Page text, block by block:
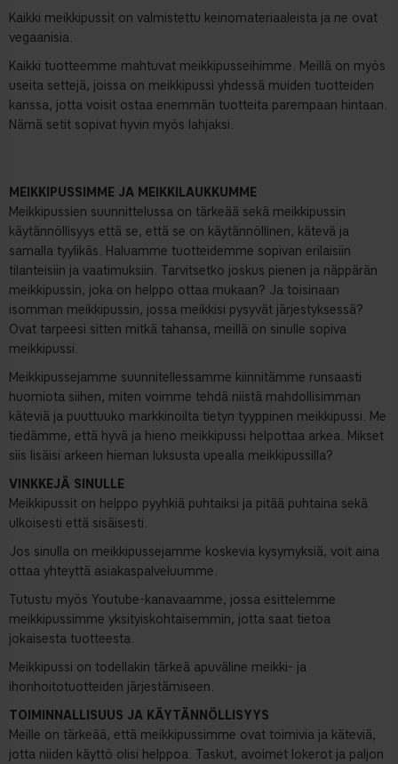
Kaikki meikkipussit on valmistettu keinomateriaaleista ja ne ovat
vegaanisia.
Kaikki tuotteemme mahtuvat meikkipusseihimme. Meillä on myös
useita settejä, joissa on meikkipussi yhdessä muiden tuotteiden
kanssa, jotta voisit ostaa enemmän tuotteita parempaan hintaan.
Nämä setit sopivat hyvin myös lahjaksi.
MEIKKIPUSSIMME JA MEIKKILAUKKUMME
Meikkipussien suunnittelussa on tärkeää sekä meikkipussin
käytännöllisyys että se, että se on käytännöllinen, kätevä ja
samalla tyylikäs. Haluamme tuotteidemme sopivan erilaisiin
tilanteisiin ja vaatimuksiin. Tarvitsetko joskus pienen ja näppärän
meikkipussin, joka on helppo ottaa mukaan? Ja toisinaan
isomman meikkipussin, jossa meikkisi pysyvät järjestyksessä?
Ovat tarpeesi sitten mitkä tahansa, meillä on sinulle sopiva
meikkipussi.
Meikkipussejamme suunnitellessamme kiinnitämme runsaasti
huomiota siihen, miten voimme tehdä niistä mahdollisimman
käteviä ja puuttuuko markkinoilta tietyn tyyppinen meikkipussi. Me
tiedämme, että hyvä ja hieno meikkipussi helpottaa arkea. Mikset
siis lisäisi arkeen hieman luksusta upealla meikkipussilla?
VINKKEJÄ SINULLE
Meikkipussit on helppo pyyhkiä puhtaiksi ja pitää puhtaina sekä
ulkoisesti että sisäisesti.
Jos sinulla on meikkipussejamme koskevia kysymyksiä, voit aina
ottaa yhteyttä asiakaspalveluumme.
Tutustu myös Youtube-kanavaamme, jossa esittelemme
meikkipussimme yksityiskohtaisemmin, jotta saat tietoa
jokaisesta tuotteesta.
Meikkipussi on todellakin tärkeä apuväline meikki- ja
ihonhoitotuotteiden järjestämiseen.
TOIMINNALLISUUS JA KÄYTÄNNÖLLISYYS
Meille on tärkeää, että meikkipussimme ovat toimivia ja käteviä,
jotta niiden käyttö olisi helppoa. Taskut, avoimet lokerot ja paljon